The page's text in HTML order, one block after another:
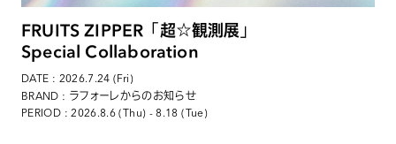
FRUITS ZIPPER「超☆観測展」
Special Collaboration
DATE : 2026.7.24 (Fri)
BRAND : ラフォーレからのお知らせ
PERIOD : 2026.8.6 (Thu) - 8.18 (Tue)